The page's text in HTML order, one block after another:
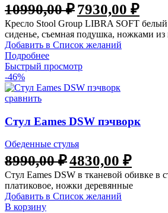
10990,00₽7930,00 ₽
Кресло Stool Group LIBRA SOFT белый
сиденье, съемная подушка, ножками из
Добавить в Список желаний
Подробнее
Быстрый просмотр
-46%
сравнить
Стул Eames DSW пэчворк
Обеденные стулья
8990,00₽4830,00 ₽
Стул Eames DSW в тканевой обивке в
платиковое, ножки деревянные
Добавить в Список желаний
В корзину